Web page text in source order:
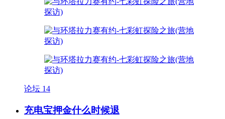
论坛 14
充电宝押金什么时候退